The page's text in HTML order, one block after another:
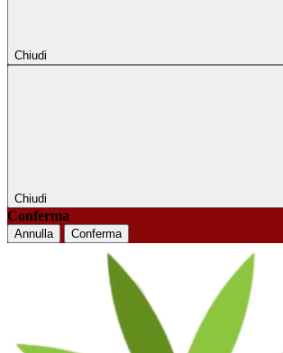
Chiudi
Chiudi
Conferma
Annulla Conferma